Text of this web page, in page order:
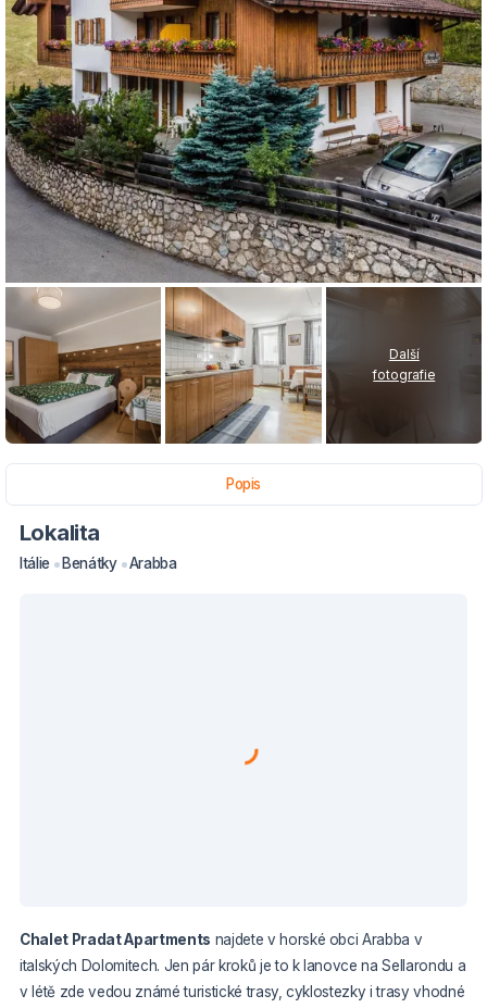
Další
fotografie
Popis
Lokalita
Itálie Benátky Arabba
Chalet Pradat Apartments najdete v horské obci Arabba v
italských Dolomitech. Jen pár kroků je to k lanovce na Sellarondu a
v létě zde vedou známé turistické trasy, cyklostezky i trasy vhodné